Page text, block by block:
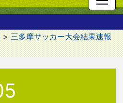
>三多摩サッカー大会結果速報